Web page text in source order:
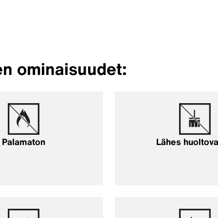
ominaisuudet:
Palamaton Lähes